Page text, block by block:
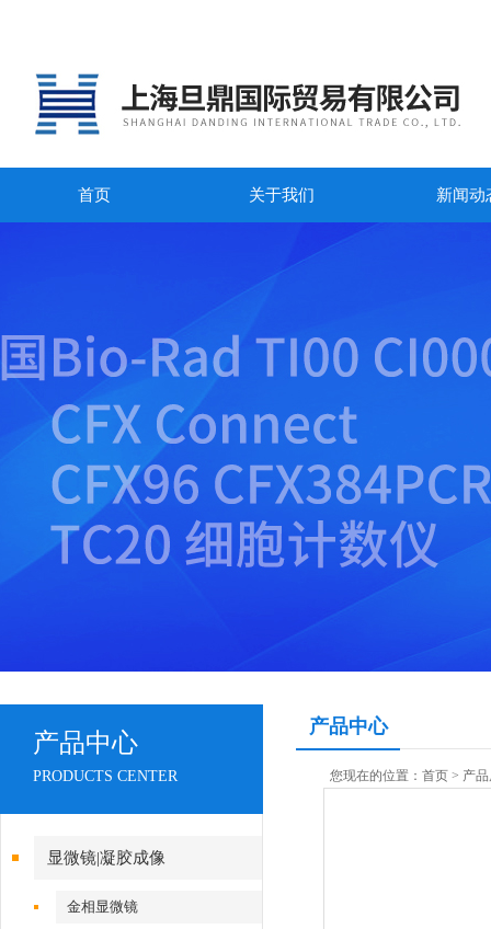
首页 关于我们 新闻动
产品中心
PRODUCTS CENTER
显微镜|凝胶成像
金相显微镜
产品中心
您现在的位置： 首页 > 产